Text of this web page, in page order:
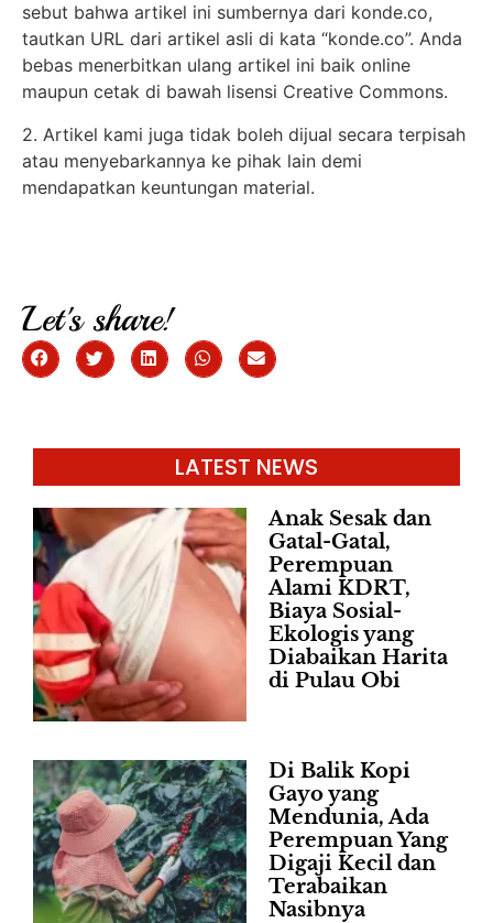
sebut bahwa artikel ini sumbernya dari konde.co,
tautkan URL dari artikel asli di kata “konde.co”. Anda
bebas menerbitkan ulang artikel ini baik online
maupun cetak di bawah lisensi Creative Commons.
2. Artikel kami juga tidak boleh dijual secara terpisah
atau menyebarkannya ke pihak lain demi
mendapatkan keuntungan material.
Let's share!
LATEST NEWS
Anak Sesak dan
Gatal-Gatal,
Perempuan
Alami KDRT,
Biaya Sosial-
Ekologis yang
Diabaikan Harita
di Pulau Obi
Di Balik Kopi
Gayo yang
Mendunia, Ada
Perempuan Yang
Digaji Kecil dan
Terabaikan
Nasibnya